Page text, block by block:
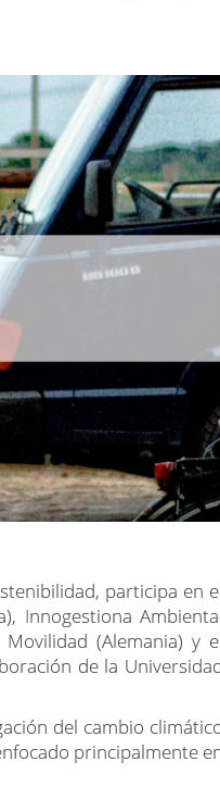
participa en
Innogestiona
(Alemania) y
de la
del cambio
principalmente